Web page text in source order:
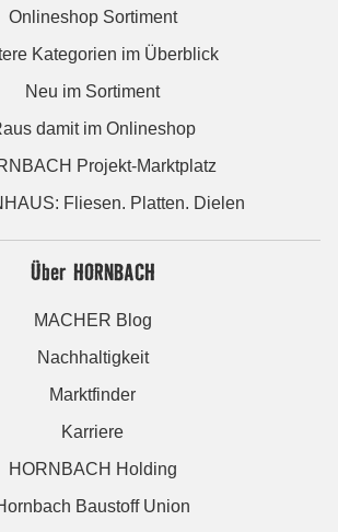
Onlineshop Sortiment
Kategorien im Überblick
Neu im Sortiment
damit im Onlineshop
Projekt-Marktplatz
Fliesen. Platten. Dielen
Über HORNBACH
MACHER Blog
Nachhaltigkeit
Marktfinder
Karriere
HORNBACH Holding
Baustoff Union